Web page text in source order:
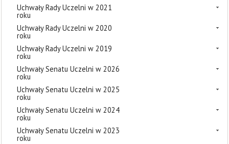
Uchwały Rady Uczelni w 2021
roku
Uchwały Rady Uczelni w 2020
roku
Uchwały Rady Uczelni w 2019
roku
Uchwały Senatu Uczelni w 2026
roku
Uchwały Senatu Uczelni w 2025
roku
Uchwały Senatu Uczelni w 2024
roku
Uchwały Senatu Uczelni w 2023
roku